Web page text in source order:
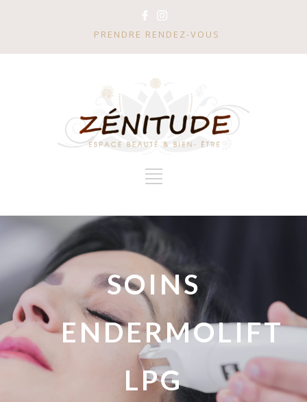
PRENDRE RENDEZ-VOUS
SOINS
ENDERMOLIFT
LPG